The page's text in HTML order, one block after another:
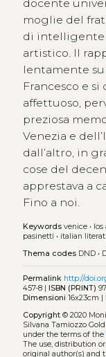
docente
moglie del
di intelligente
artistico. Il
lentamente
Francesco e
affettuoso,
preziosa
Venezia e
dall’altro, in
cose del
apprestava a
Fino a noi.
Keywords venice• los
pasinetti • italian
Thema codes DND•
Permalink http://
457-8 | ISBN (PRINT)
Dimensioni16x23cm |
Copyright© 2020
Silvana Tamiozzo
under the terms of the
The use, distribution
original author(s) and